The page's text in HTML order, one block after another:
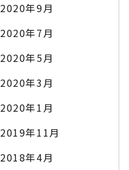
2020年9月
2020年7月
2020年5月
2020年3月
2020年1月
2019年11月
2018年4月